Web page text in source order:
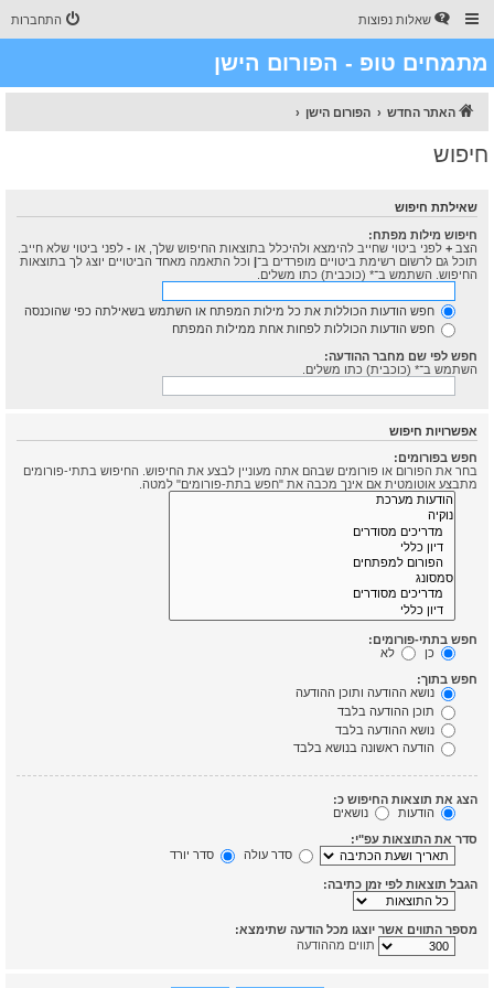
שאלות נפוצות התחברות
מתמחים טופ - הפורום הישן
האתר החדש הפורום הישן
חיפוש
שאילתת חיפוש
חיפוש מילות מפתח:
הצב + לפני ביטוי שחייב להימצא ולהיכלל בתוצאות החיפוש שלך, או - לפני ביטוי שלא חייב.
תוכל גם לרשום רשימת ביטויים מופרדים ב־| וכל התאמה מאחד הביטויים יוצג לך בתוצאות
החיפוש. השתמש ב־* (כוכבית) כתו משלים.
חפש הודעות הכוללות את כל מילות המפתח או השתמש בשאילתה כפי שהוכנסה
חפש הודעות הכוללות לפחות אחת ממילות המפתח
חפש לפי שם מחבר ההודעה:
השתמש ב־* (כוכבית) כתו משלים.
אפשרויות חיפוש
חפש בפורומים:
בחר את הפורום או פורומים שבהם אתה מעוניין לבצע את החיפוש. החיפוש בתתי-פורומים
מתבצע אוטומטית אם אינך מכבה את "חפש בתת-פורומים" למטה.
חפש בתתי-פורומים:
כן
לא
חפש בתוך:
נושא ההודעה ותוכן ההודעה
תוכן ההודעה בלבד
נושא ההודעה בלבד
הודעה ראשונה בנושא בלבד
הצג את תוצאות החיפוש כ:
הודעות
נושאים
סדר את התוצאות עפ"י:
סדר עולה
סדר יורד
הגבל תוצאות לפי זמן כתיבה:
מספר התווים אשר יוצגו מכל הודעה שתימצא:
תווים מההודעה